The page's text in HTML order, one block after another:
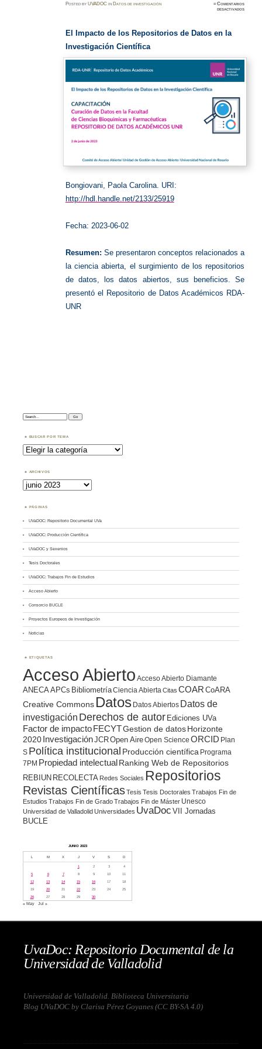
PostedbyUVADOC in Datos de investigación ≈Comentarios
desactivadosen
El Impacto de los Repositorios de Datos en la
Investigación Científica
Bongiovani, Paola Carolina. URI:
http://hdl.handle.net/2133/25919
Fecha: 2023-06-02
Resumen: Se presentaron conceptos relacionados a
la ciencia abierta, el surgimiento de los repositorios
de datos, los datos abiertos, sus beneficios. Se
presentó el Repositorio de Datos Académicos RDA-
UNR
Search:
BUSCAR POR TEMA
Buscar
por
Tema
ARCHIVOS
Archivos
PÁGINAS
UVaDOC: Repositorio Documental UVa
UVaDOC: Producción Científica
UVaDOC y Sexenios
Tesis Doctorales
UVaDOC: Trabajos Fin de Estudios
Acceso Abierto
Consorcio BUCLE
Proyectos Europeos de Investigación
Noticias
ETIQUETAS
Acceso Abierto Acceso Abierto Diamante
ANECAAPCs BibliometríaCiencia Abierta Citas COAR CoARA
Creative Commons Datos Datos Abiertos Datos de
investigación Derechos de autor Ediciones UVa
Factor de impacto FECYTGestion de datosHorizonte
2020 InvestigaciónJCROpen AireOpen Science ORCID Plan
S Política institucional Producción científica Programa
7PM Propiedad intelectual Ranking Web de Repositorios
REBIUN RECOLECTA Redes Sociales Repositorios
Revistas CientíficasTesis Tesis Doctorales Trabajos Fin de
Estudios Trabajos Fin de GradoTrabajos Fin de Máster Unesco
Universidad de Valladolid Universidades UvaDoc VII Jornadas
BUCLE
JUNIO 2023
L M X J V S D
1 2 3
4
5
6 7 8 9 10
11
12
13 14 15 16 17
18
19
20 21 22 23 24
25
26
27 28 29 30
« May Jul »
UvaDoc: Repositorio Documental de la
Universidad de Valladolid
Universidad de Valladolid. Biblioteca Universitaria
Blog UVaDOC by Clarisa Pérez Goyanes (CC BY-SA 4.0)